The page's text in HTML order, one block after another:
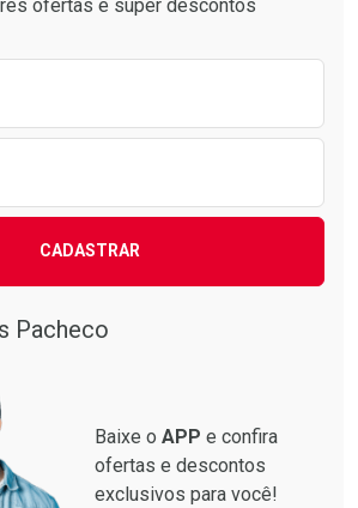
ofertas e super descontos
CADASTRAR
Pacheco
Baixe o APP e confira
ofertas e descontos
exclusivos para você!